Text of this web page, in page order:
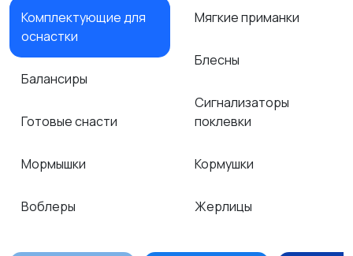
Комплектующие для
оснастки
Балансиры
Готовые снасти
Мормышки
Воблеры
Мягкие приманки
Блесны
Сигнализаторы
поклевки
Кормушки
Жерлицы